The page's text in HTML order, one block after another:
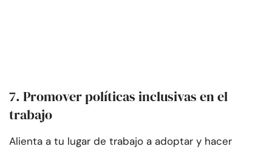
7. Promover políticas inclusivas en el
trabajo
Alienta a tu lugar de trabajo a adoptar y hacer